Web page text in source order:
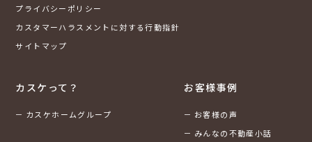
プライバシーポリシー
カスタマーハラスメントに対する行動指針
サイトマップ
カスケって？
カスケホームグループ
お客様事例
お客様の声
みんなの不動産小話